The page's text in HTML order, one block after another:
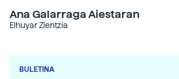
Ana Galarraga Aiestaran
Elhuyar Zientzia
BULETINA